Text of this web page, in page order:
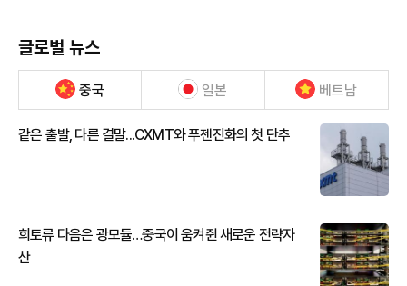
글로벌 뉴스
중국 일본 베트남
같은 출발, 다른 결말...CXMT와 푸젠진화의 첫 단추
희토류 다음은 광모듈…중국이 움켜쥔 새로운 전략자
산